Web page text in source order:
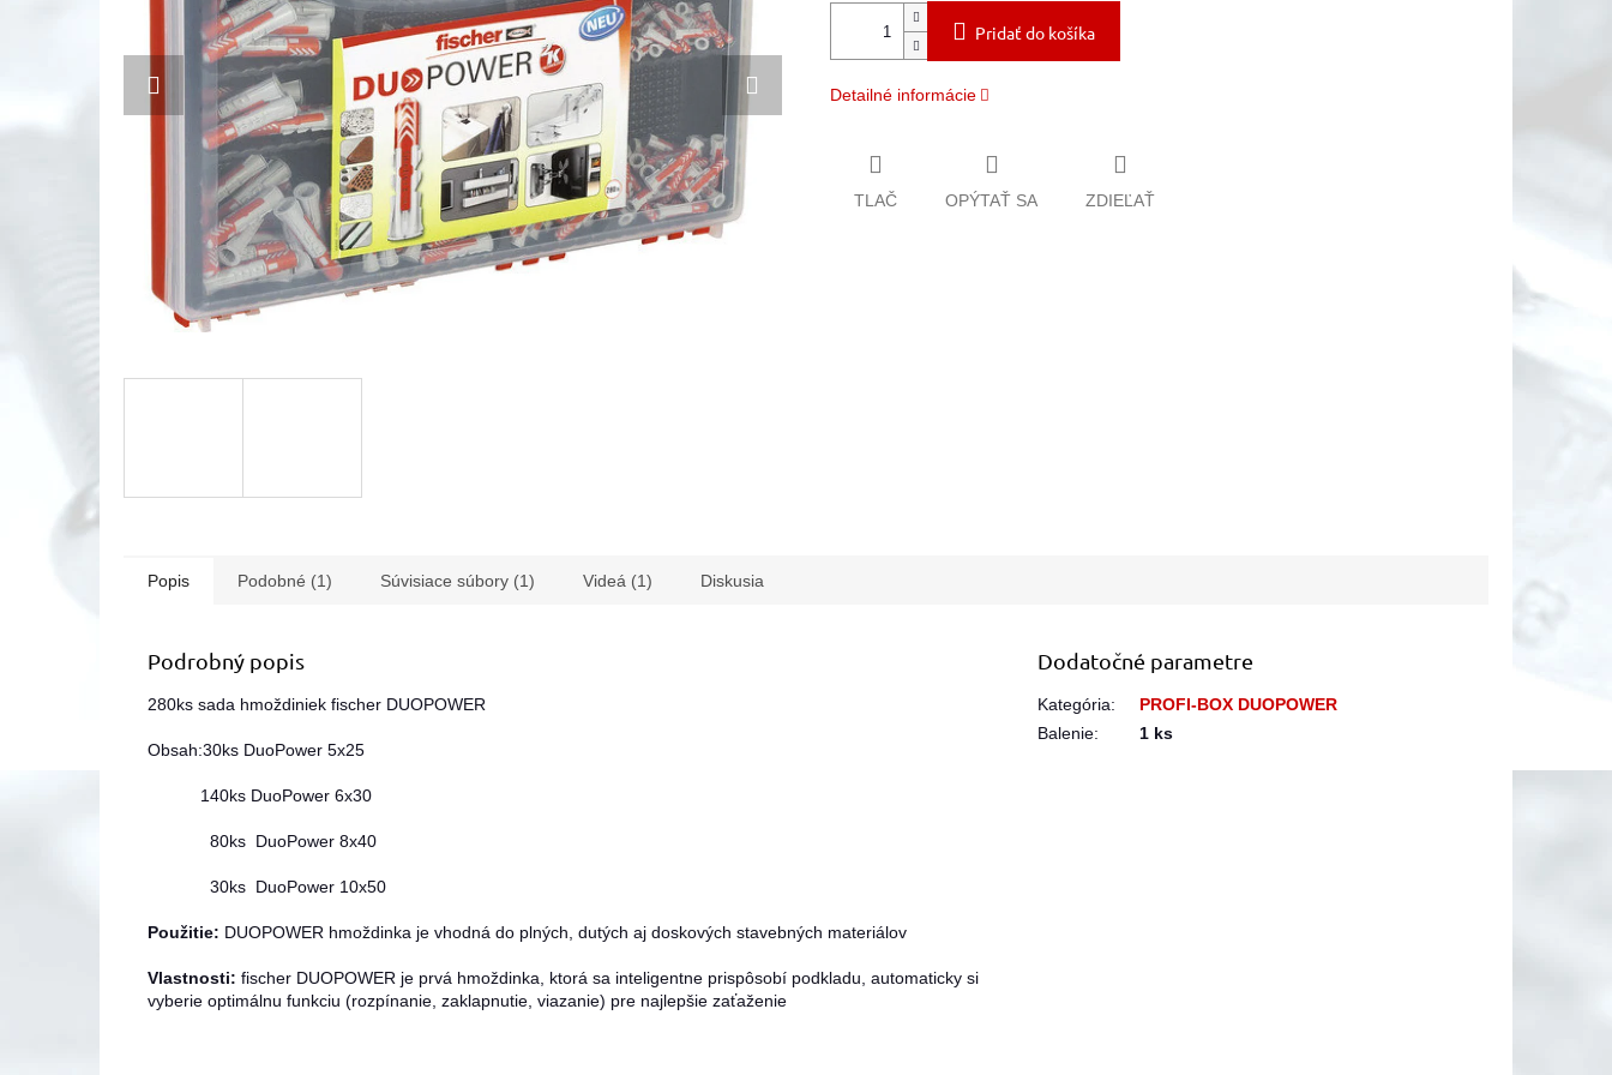
Pridať do košíka
Detailné informácie
TLAČ OPÝTAŤ SA ZDIEĽAŤ
Popis Podobné (1) Súvisiace súbory (1) Videá (1) Diskusia
Podrobný popis
280ks sada hmoždiniek fischer DUOPOWER
Obsah:30ks DuoPower 5x25
140ks DuoPower 6x30
80ks DuoPower 8x40
30ks DuoPower 10x50
Použitie: DUOPOWER hmoždinka je vhodná do plných, dutých aj doskových stavebných materiálov
Vlastnosti: fischer DUOPOWER je prvá hmoždinka, ktorá sa inteligentne prispôsobí podkladu, automaticky si
vyberie optimálnu funkciu (rozpínanie, zaklapnutie, viazanie) pre najlepšie zaťaženie
Dodatočné parametre
Kategória:
PROFI-BOX DUOPOWER
Balenie: 1 ks